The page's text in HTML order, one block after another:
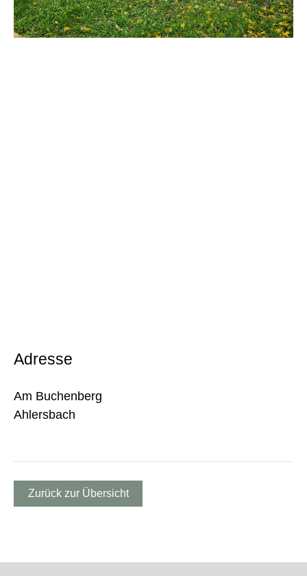
Adresse
Am Buchenberg
Ahlersbach
Zurück zur Übersicht